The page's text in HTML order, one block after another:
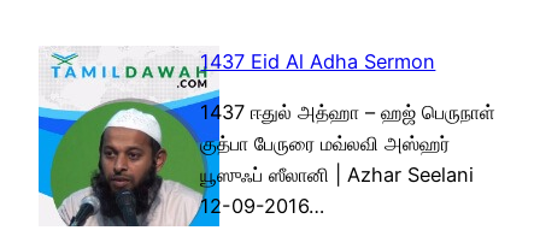
1437 Eid Al Adha Sermon
1437 ஈதுல் அத்ஹா – ஹஜ் பெருநாள்
குத்பா பேருரை மவ்லவி அஸ்ஹர்
யூஸுஃப் ஸீலானி | Azhar Seelani
12-09-2016…